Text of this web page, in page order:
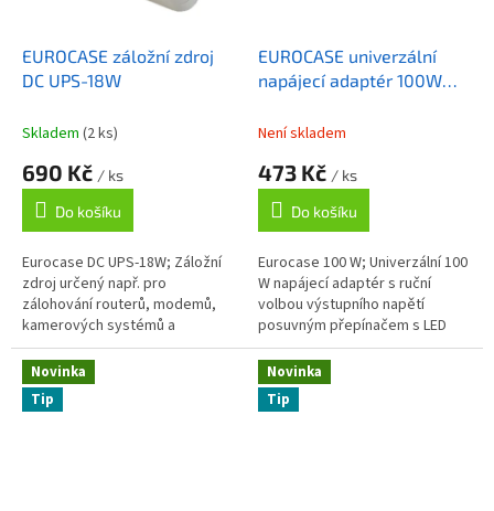
EUROCASE záložní zdroj
DC UPS-18W
Skladem (2 ks)
690 Kč / ks
Do košíku
Eurocase DC UPS-18W; Záložní
zdroj určený např. pro
zálohování routerů, modemů,
kamerových systémů a
podobných zařízení napájených
DC 12 V nebo DC 15 V .
Samozřejmostí je LED...
EUROCASE univerzální
napájecí adaptér 100W
auta
Není skladem
473 Kč / ks
Do košíku
Eurocase 100 W; Univerzální 100
W napájecí adaptér s ruční
volbou výstupního napětí
posuvným přepínačem s LED
indikací. ZÁKLADNÍ SPECIFIKACE;
Vstup: 110-240 V AC / DC12 V;
AC...
Novinka
Tip
Novinka
Tip